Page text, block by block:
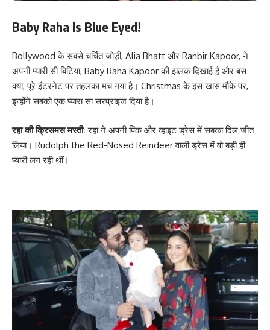
Baby Raha Is Blue Eyed!
Bollywood के सबसे चर्चित जोड़ी, Alia Bhatt और Ranbir Kapoor, ने
अपनी प्यारी सी बिटिया, Baby Raha Kapoor की झलक दिखाई है और बस
क्या, पूरे इंटरनेट पर तहलका मच गया है। Christmas के इस खास मौके पर,
इन्होंने सबको एक प्यारा सा सरप्राइज दिया है।
रहा की क्रिसमस मस्ती: रहा ने अपनी पिंक और व्हाइट ड्रेस में सबका दिल जीत
लिया। Rudolph the Red-Nosed Reindeer वाली ड्रेस में वो बड़ी ही
प्यारी लग रही थीं।